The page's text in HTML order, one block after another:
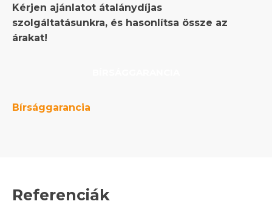
Kérjen ajánlatot átalánydíjas
szolgáltatásunkra, és hasonlítsa össze az
árakat!
Bírsággarancia
Referenciák